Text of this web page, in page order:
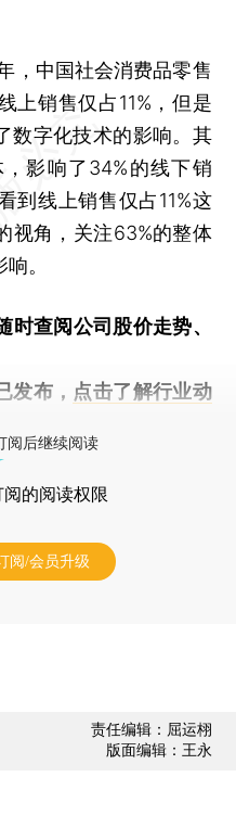
中国社会消费品零售
上销售仅占11%，但是
数字化技术的影响。其
影响了34%的线下销
到线上销售仅占11%这
视角，关注63%的整体
。
时查阅公司股价走势、
发布， 点击了解行业动
阅后继续阅读
阅的阅读权限
阅/会员升级
责任编辑：屈运栩
版面编辑：王永